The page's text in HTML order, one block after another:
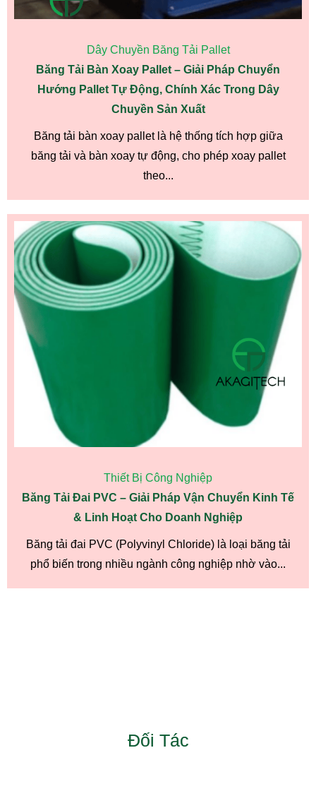
Dây Chuyền Băng Tải Pallet
Băng Tải Bàn Xoay Pallet – Giải Pháp Chuyển
Hướng Pallet Tự Động, Chính Xác Trong Dây
Chuyền Sản Xuất
Băng tải bàn xoay pallet là hệ thống tích hợp giữa
băng tải và bàn xoay tự động, cho phép xoay pallet
theo...
Thiết Bị Công Nghiệp
Băng Tải Đai PVC – Giải Pháp Vận Chuyển Kinh Tế
& Linh Hoạt Cho Doanh Nghiệp
Băng tải đai PVC (Polyvinyl Chloride) là loại băng tải
phổ biến trong nhiều ngành công nghiệp nhờ vào...
Đối Tác